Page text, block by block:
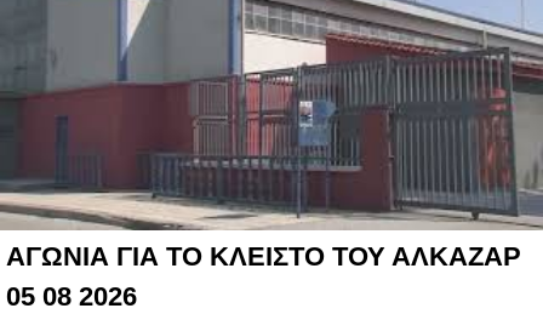
ΑΓΩΝΙΑ ΓΙΑ ΤΟ ΚΛΕΙΣΤΟ ΤΟΥ ΑΛΚΑΖΑΡ
05 08 2026